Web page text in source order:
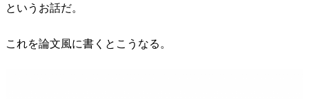
というお話だ。
これを論文風に書くとこうなる。